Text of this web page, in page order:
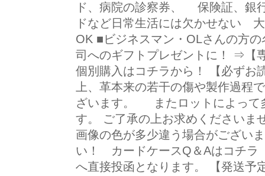
ド、病院の診察券、 保険証、銀
ドなど日常生活には欠かせない
OK ■ビジネスマン・OLさんの方
司へのギフトプレゼントに！ ⇒【
個別購入はコチラから！ 【必ず
上、革本来の若干の傷や製作過程
ざいます。 またロットによって
す。 ご了承の上お求めください
画像の色が多少違う場合がござい
い！ カードケースQ＆Aはコチ
へ直接投函となります。 【発送予